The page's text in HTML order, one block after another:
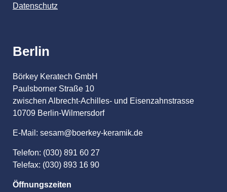
Datenschutz
Berlin
Börkey Keratech GmbH
Paulsborner Straße 10
zwischen Albrecht-Achilles- und Eisenzahnstrasse
10709 Berlin-Wilmersdorf
E-Mail: sesam@boerkey-keramik.de
Telefon: (030) 891 60 27
Telefax: (030) 893 16 90
Öffnungszeiten